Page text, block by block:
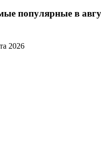
популярные в
2026